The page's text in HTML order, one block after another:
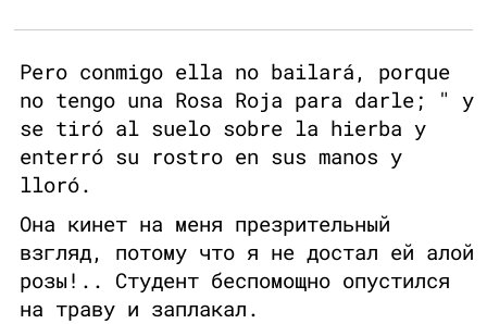
Pero conmigo ella no bailará, porque
no tengo una Rosa Roja para darle; " y
se tiró al suelo sobre la hierba y
enterró su rostro en sus manos y
lloró.
Она кинет на меня презрительный
взгляд, потому что я не достал ей алой
розы!.. Студент беспомощно опустился
на траву и заплакал.